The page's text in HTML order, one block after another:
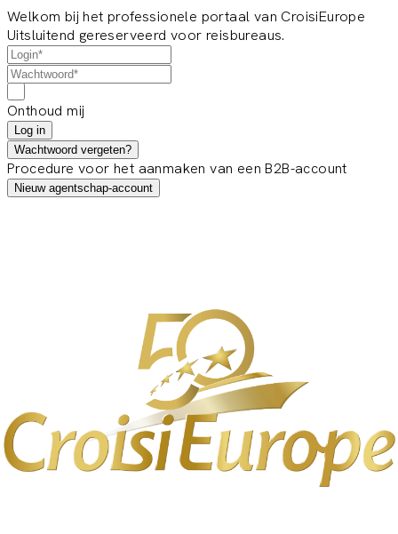
Welkom bij het professionele portaal van CroisiEurope
Uitsluitend gereserveerd voor reisbureaus.
Onthoud mij
Log in
Wachtwoord vergeten?
Procedure voor het aanmaken van een B2B-account
Nieuw agentschap-account